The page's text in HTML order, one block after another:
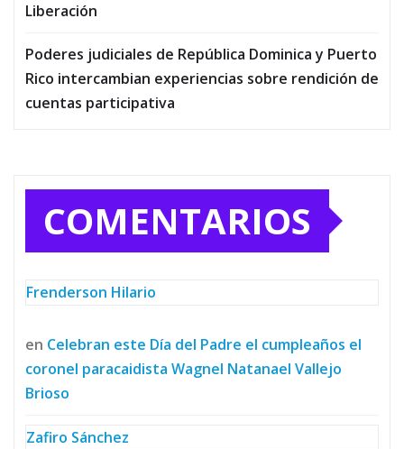
Liberación
Poderes judiciales de República Dominica y Puerto
Rico intercambian experiencias sobre rendición de
cuentas participativa
COMENTARIOS
Frenderson Hilario
en Celebran este Día del Padre el cumpleaños el
coronel paracaidista Wagnel Natanael Vallejo
Brioso
Zafiro Sánchez